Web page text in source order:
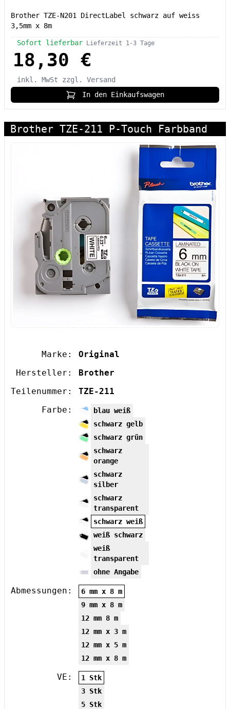
Brother TZE-N201 DirectLabel schwarz auf weiss
3,5mm x 8m
Sofort lieferbar Lieferzeit 1-3 Tage
18,30 €
inkl. MwSt
zzgl. Versand
In den Einkaufswagen
Brother TZE-211 P-Touch Farbband
Marke:
Original
Hersteller:
Brother
Teilenummer:
TZE-211
Farbe:
blau weiß
schwarz gelb
schwarz grün
schwarz
orange
schwarz
silber
schwarz
transparent
schwarz weiß
weiß schwarz
weiß
transparent
ohne Angabe
Abmessungen:
6 mm x 8 m
9 mm x 8 m
12 mm 8 m
12 mm x 3 m
12 mm x 5 m
12 mm x 8 m
VE:
1 Stk
3 Stk
5 Stk